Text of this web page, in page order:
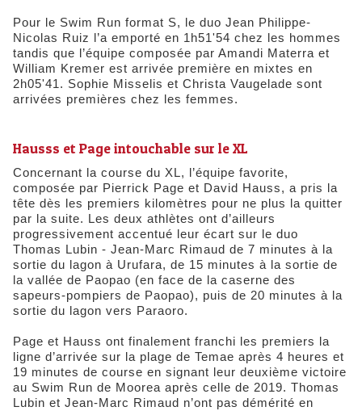
Pour le Swim Run format S, le duo Jean Philippe-
Nicolas Ruiz l’a emporté en 1h51'54 chez les hommes
tandis que l’équipe composée par Amandi Materra et
William Kremer est arrivée première en mixtes en
2h05'41. Sophie Misselis et Christa Vaugelade sont
arrivées premières chez les femmes.
Hausss et Page intouchable sur le XL
Concernant la course du XL, l’équipe favorite,
composée par Pierrick Page et David Hauss, a pris la
tête dès les premiers kilomètres pour ne plus la quitter
par la suite. Les deux athlètes ont d’ailleurs
progressivement accentué leur écart sur le duo
Thomas Lubin - Jean-Marc Rimaud de 7 minutes à la
sortie du lagon à Urufara, de 15 minutes à la sortie de
la vallée de Paopao (en face de la caserne des
sapeurs-pompiers de Paopao), puis de 20 minutes à la
sortie du lagon vers Paraoro.
Page et Hauss ont finalement franchi les premiers la
ligne d’arrivée sur la plage de Temae après 4 heures et
19 minutes de course en signant leur deuxième victoire
au Swim Run de Moorea après celle de 2019. Thomas
Lubin et Jean-Marc Rimaud n’ont pas démérité en